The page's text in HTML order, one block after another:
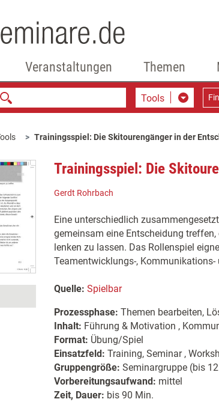
Veranstaltungen Themen
Tools
Trainingsspiel: Die Skitourengänger in der
Trainingsspiel: Die
Gerdt Rohrbach
Eine unterschiedlich
gemeinsam eine Entscheidung
lenken zu lassen. Das Rollenspiel
Teamentwicklungs-,
Quelle: Spielbar
Prozessphase: Themen bearbeiten,
Inhalt: Führung & Motivation ,
Format: Übung/Spiel
Einsatzfeld: Training, Seminar ,
Gruppengröße: Seminargruppe (bis
Vorbereitungsaufwand: mittel
Zeit, Dauer: bis 90 Min.